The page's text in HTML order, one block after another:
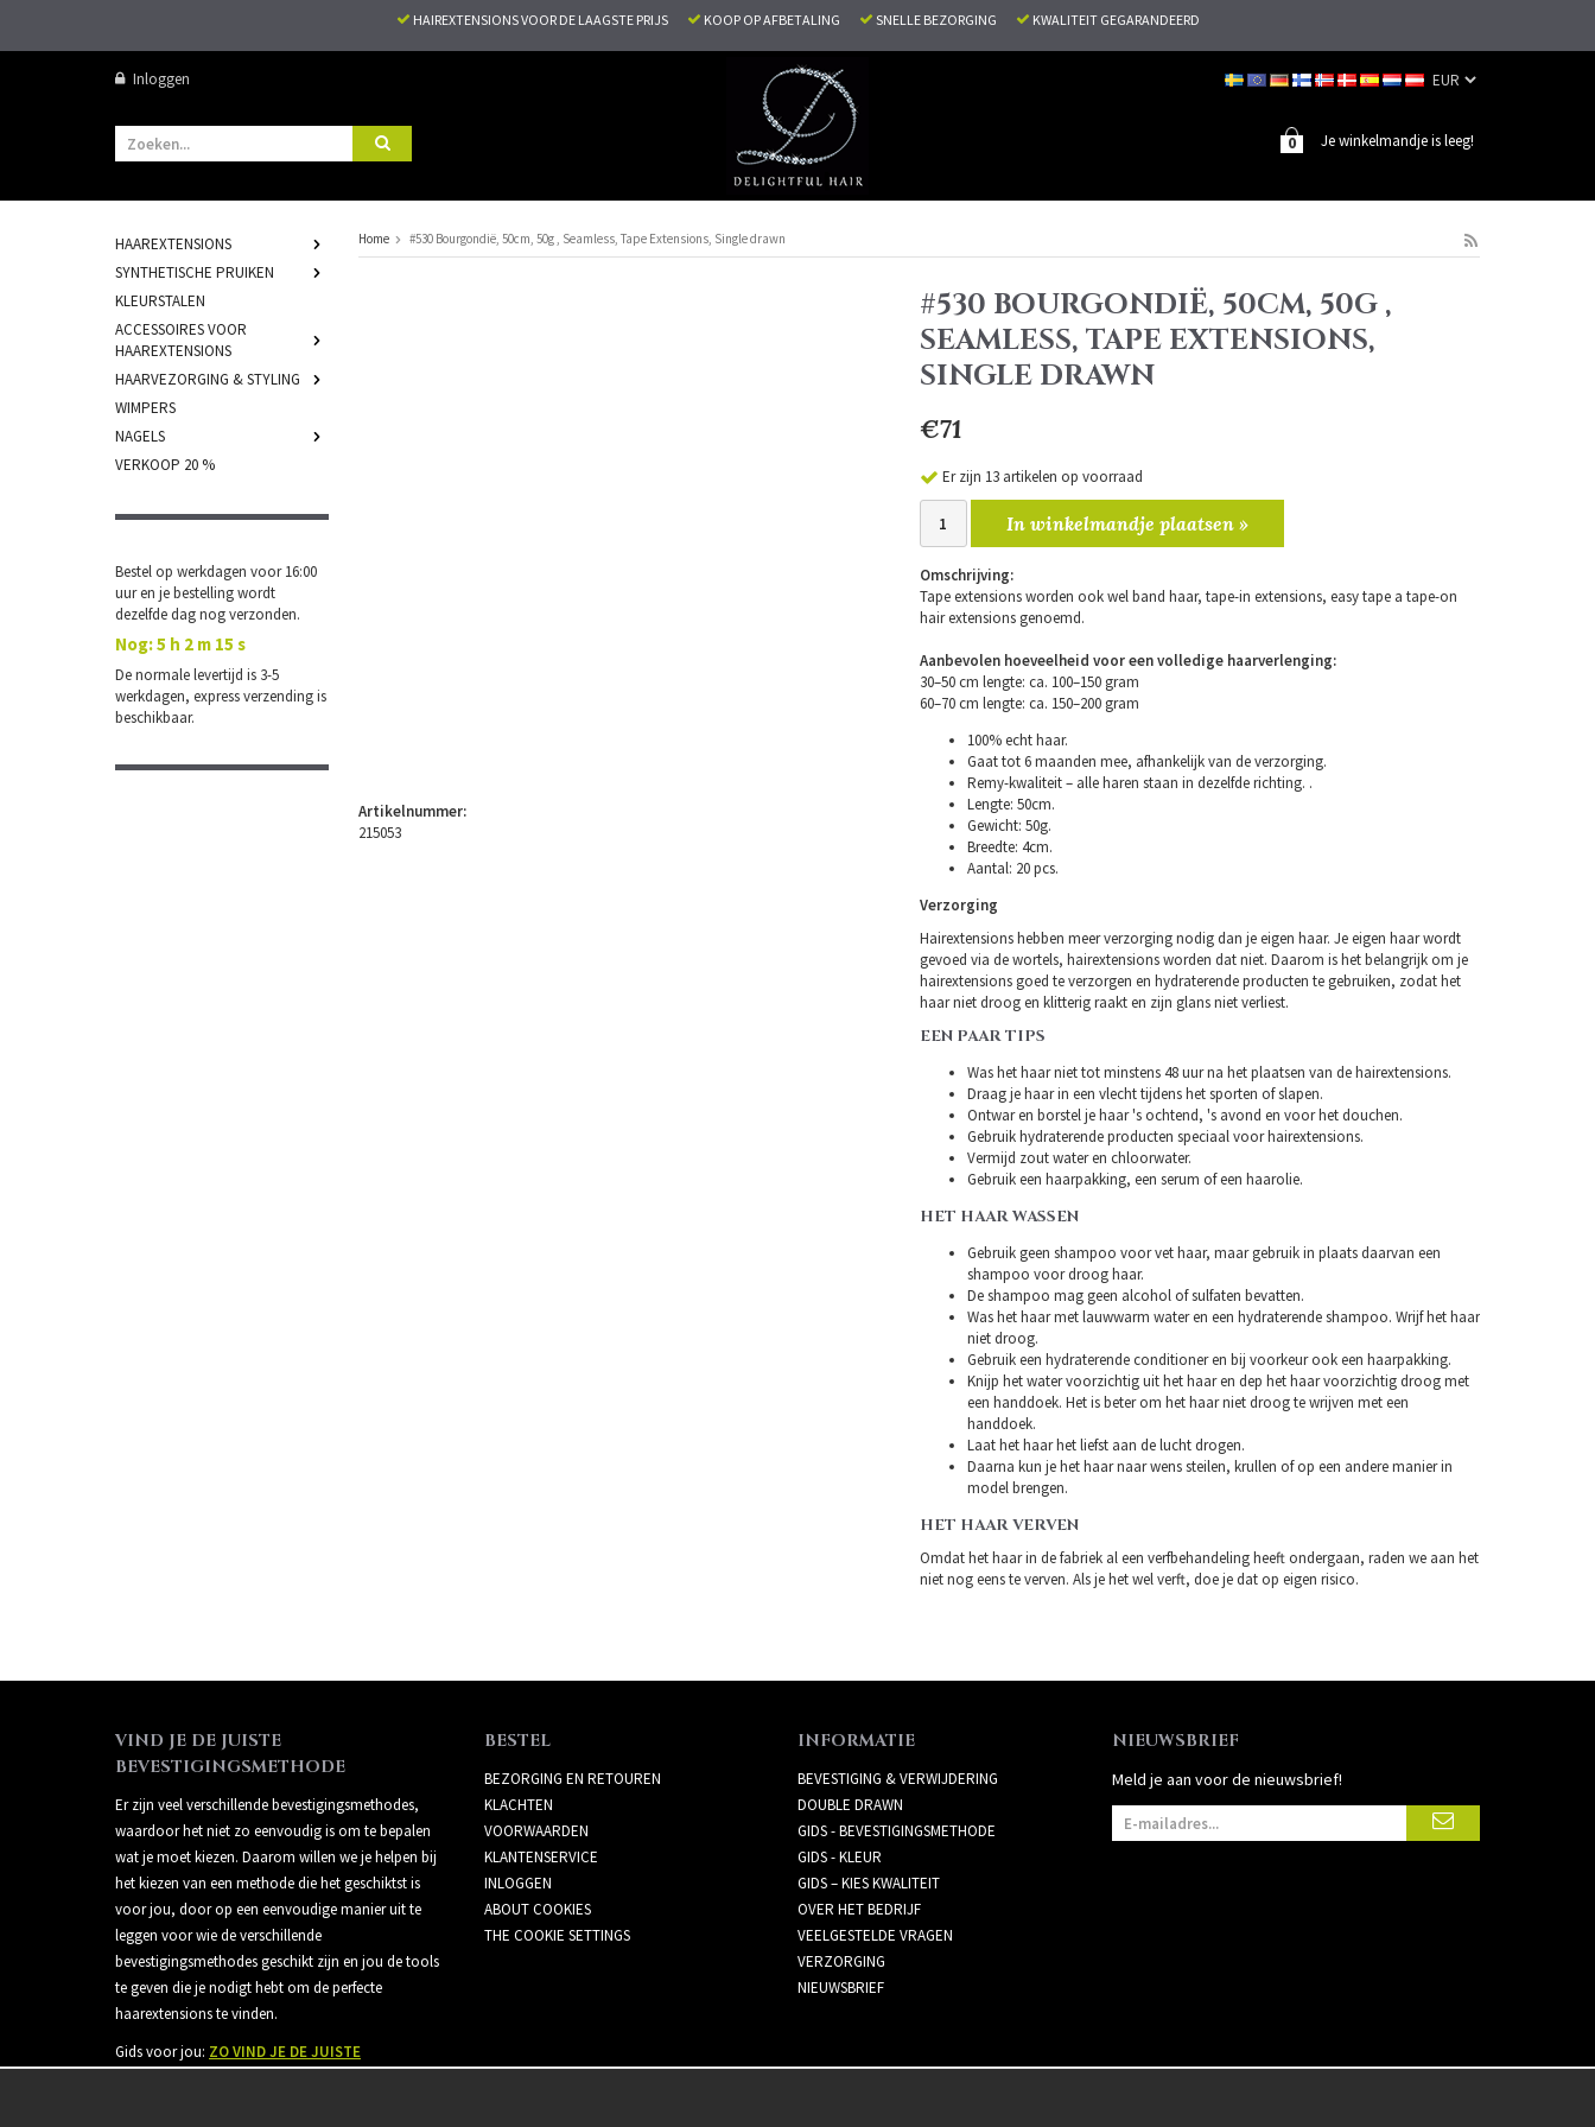
HAIREXTENSIONS VOOR DE LAAGSTE PRIJS KOOP OP AFBETALING SNELLE BEZORGING KWALITEIT GEGARANDEERD
Inloggen
Je winkelmandje is leeg!
0
HAAREXTENSIONS
SYNTHETISCHE PRUIKEN
KLEURSTALEN
ACCESSOIRES VOOR
HAAREXTENSIONS
HAARVEZORGING & STYLING
WIMPERS
NAGELS
VERKOOP 20 %
Bestel op werkdagen voor 16:00
uur en je bestelling wordt
dezelfde dag nog verzonden.
Nog:5 h 2 m 15 s
De normale levertijd is 3-5
werkdagen, express verzending is
beschikbaar.
Home #530 Bourgondië, 50cm, 50g , Seamless, Tape Extensions, Single drawn
#530 BOURGONDIË, 50CM, 50G ,
SEAMLESS, TAPE EXTENSIONS,
SINGLE DRAWN
€71
Er zijn 13 artikelen op voorraad
In winkelmandje plaatsen »
Omschrijving:
Tape extensions worden ook wel band haar, tape-in extensions, easy tape a tape-on
hair extensions genoemd.
Aanbevolen hoeveelheid voor een volledige haarverlenging:
30–50 cm lengte: ca. 100–150 gram
60–70 cm lengte: ca. 150–200 gram
100% echt haar.
Gaat tot 6 maanden mee, afhankelijk van de verzorging.
Remy-kwaliteit – alle haren staan in dezelfde richting. .
Lengte: 50cm.
Gewicht: 50g.
Breedte: 4cm.
Aantal: 20 pcs.
Verzorging
Hairextensions hebben meer verzorging nodig dan je eigen haar. Je eigen haar wordt
gevoed via de wortels, hairextensions worden dat niet. Daarom is het belangrijk om je
hairextensions goed te verzorgen en hydraterende producten te gebruiken, zodat het
haar niet droog en klitterig raakt en zijn glans niet verliest.
EEN PAAR TIPS
Was het haar niet tot minstens 48 uur na het plaatsen van de hairextensions.
Draag je haar in een vlecht tijdens het sporten of slapen.
Ontwar en borstel je haar 's ochtend, 's avond en voor het douchen.
Gebruik hydraterende producten speciaal voor hairextensions.
Vermijd zout water en chloorwater.
Gebruik een haarpakking, een serum of een haarolie.
HET HAAR WASSEN
Gebruik geen shampoo voor vet haar, maar gebruik in plaats daarvan een
shampoo voor droog haar.
De shampoo mag geen alcohol of sulfaten bevatten.
Was het haar met lauwwarm water en een hydraterende shampoo. Wrijf het haar
niet droog.
Gebruik een hydraterende conditioner en bij voorkeur ook een haarpakking.
Knijp het water voorzichtig uit het haar en dep het haar voorzichtig droog met
een handdoek. Het is beter om het haar niet droog te wrijven met een
handdoek.
Laat het haar het liefst aan de lucht drogen.
Daarna kun je het haar naar wens steilen, krullen of op een andere manier in
model brengen.
HET HAAR VERVEN
Omdat het haar in de fabriek al een verfbehandeling heeft ondergaan, raden we aan het
niet nog eens te verven. Als je het wel verft, doe je dat op eigen risico.
Artikelnummer:
215053
VIND JE DE JUISTE
BEVESTIGINGSMETHODE
Er zijn veel verschillende bevestigingsmethodes,
waardoor het niet zo eenvoudig is om te bepalen
wat je moet kiezen. Daarom willen we je helpen bij
het kiezen van een methode die het geschiktst is
voor jou, door op een eenvoudige manier uit te
leggen voor wie de verschillende
bevestigingsmethodes geschikt zijn en jou de tools
te geven die je nodigt hebt om de perfecte
haarextensions te vinden.
Gids voor jou: ZO VIND JE DE JUISTE
BESTEL
BEZORGING EN RETOUREN
KLACHTEN
VOORWAARDEN
KLANTENSERVICE
INLOGGEN
ABOUT COOKIES
THE COOKIE SETTINGS
INFORMATIE
BEVESTIGING & VERWIJDERING
DOUBLE DRAWN
GIDS - BEVESTIGINGSMETHODE
GIDS - KLEUR
GIDS – KIES KWALITEIT
OVER HET BEDRIJF
VEELGESTELDE VRAGEN
VERZORGING
NIEUWSBRIEF
NIEUWSBRIEF
Meld je aan voor de nieuwsbrief!